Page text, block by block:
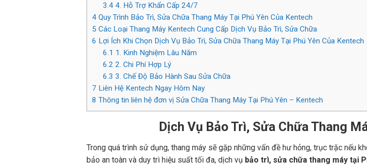
3.4 4. Hỗ Trợ Khẩn Cấp 24/7
4Quy Trình Bảo Trì, Sửa Chữa Thang Máy Tại Phú Yên Của Kentech
5 Các Loại Thang Máy Kentech Cung Cấp Dịch Vụ Bảo Trì, Sửa Chữa
6 Lợi Ích Khi Chọn Dịch Vụ Bảo Trì, Sửa Chữa Thang Máy Tại Phú Yên Của Kentech
6.1 1. Kinh Nghiệm Lâu Năm
6.2 2. Chi Phí Hợp Lý
6.3 3. Chế Độ Bảo Hành Sau Sửa Chữa
7 Liên Hệ Kentech Ngay Hôm Nay
8 Thông tin liên hệ đơn vị Sửa Chữa Thang Máy Tại Phú Yên – Kentech
Dịch Vụ Bảo Trì, Sửa Chữa Thang
Trong quá trình sử dụng, thang máy sẽ gặp những vấn đề hư hỏng, trục trặc nếu
bảo an toàn và duy trì hiệu suất tối đa, dịch vụ bảo trì, sửa chữa thang máy tại